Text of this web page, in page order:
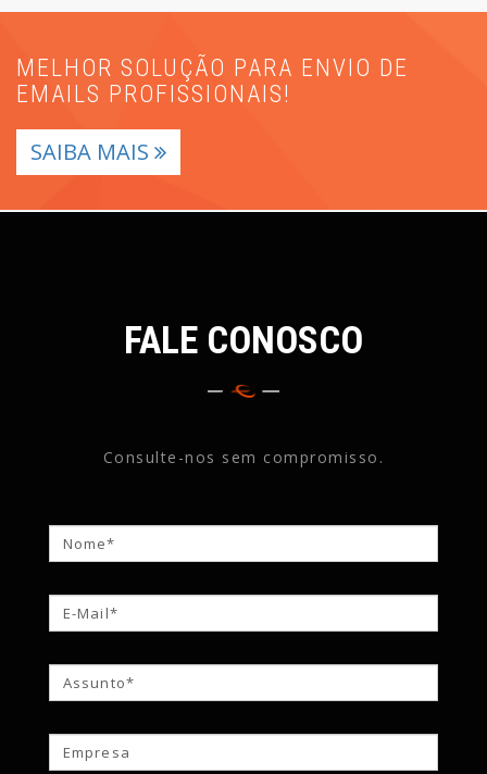
MELHOR SOLUÇÃO PARA ENVIO DE
EMAILS PROFISSIONAIS!
SAIBA MAIS
FALE CONOSCO
Consulte-nos sem compromisso.